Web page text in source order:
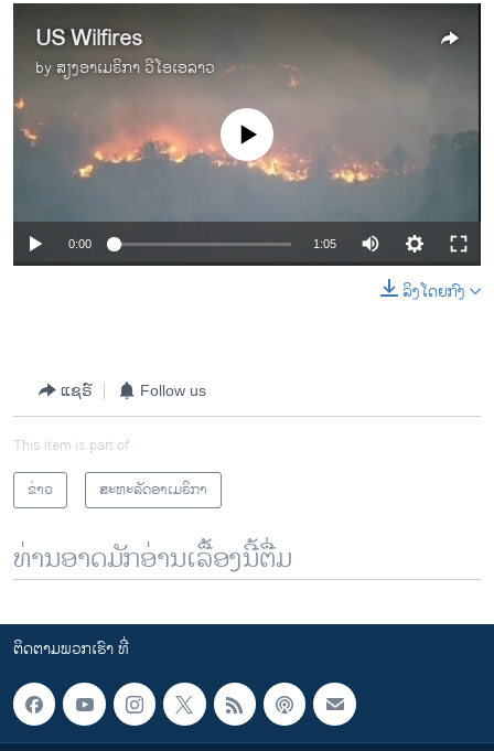
US Wilfires
by ສຽງອາເມຣິກາ ວີໂອເອລາວ
No media source currently available
0:00 1:05
ລິງໂດຍກົງ
ແຊຣ໌ Follow us
This item is part of
ຂ່າວ
ສະຫະລັດອາເມຣິກາ
ທ່ານອາດມັກອ່ານເລື້ອງນີ້ຕື່ມ
ຕິດຕາມພວກເຮົາ ທີ່